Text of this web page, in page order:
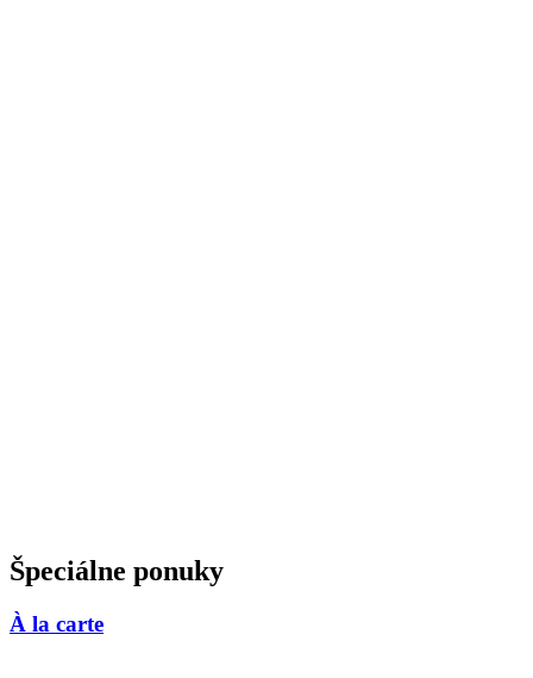
Špeciálne ponuky
À la carte